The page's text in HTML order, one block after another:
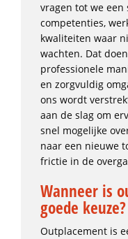
vragen tot we
competenties,
kwaliteiten waar
wachten. Dat
professionele
en zorgvuldig
ons wordt
aan de slag om
snel mogelijke
naar een nieuwe
frictie in de
Wanneer is
goede keuze?
Outplacement is